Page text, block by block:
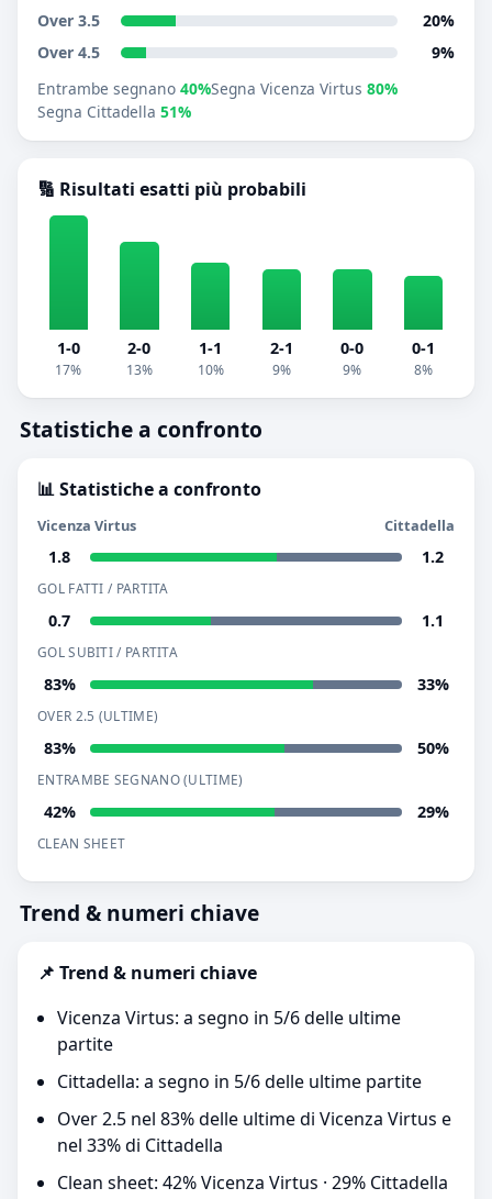
Over 3.5
20%
Over 4.5
9%
Entrambe segnano 40%Segna Vicenza Virtus 80%
Segna Cittadella 51%
🔢 Risultati esatti più probabili
1-0
17%
2-0
13%
1-1
10%
2-1
9%
0-0
9%
0-1
8%
Statistiche a confronto
📊 Statistiche a confronto
Vicenza Virtus Cittadella
1.8 1.2
GOL FATTI / PARTITA
0.7 1.1
GOL SUBITI / PARTITA
83% 33%
OVER 2.5 (ULTIME)
83% 50%
ENTRAMBE SEGNANO (ULTIME)
42% 29%
CLEAN SHEET
Trend & numeri chiave
📌 Trend & numeri chiave
Vicenza Virtus: a segno in 5/6 delle ultime
partite
Cittadella: a segno in 5/6 delle ultime partite
Over 2.5 nel 83% delle ultime di Vicenza Virtus e
nel 33% di Cittadella
Clean sheet: 42% Vicenza Virtus · 29% Cittadella